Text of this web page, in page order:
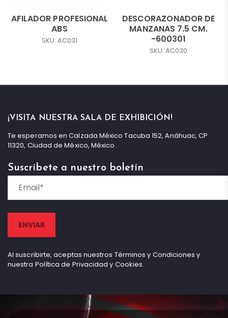
AFILADOR PROFESIONAL
ABS
SKU: AC031
DESCORAZONADOR DE
MANZANAS 7.5 CM.
-600301
SKU: AC030
¡VISITA NUESTRA SALA DE EXHIBICIÓN!
Te esperamos en Calzada México Tacuba 152, Anáhuac, CP
11320, Ciudad de México, México.
Suscríbete a nuestro boletín
Al suscribirte, aceptas nuestros Términos y Condiciones y
nuestra Política de Privacidad y Cookies.